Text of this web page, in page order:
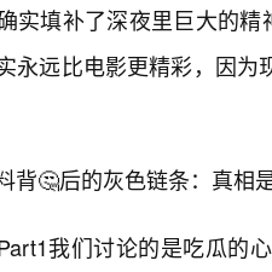
实填补了深夜里巨大的
永远比电影更精彩，因
背🤔后的灰色链条：真相
我们讨论的是吃瓜的